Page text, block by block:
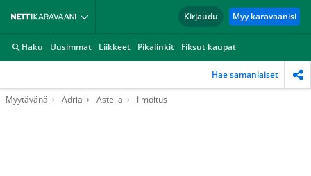
Kirjaudu Myy karavaanisi
Haku Uusimmat Liikkeet Pikalinkit Fiksut kaupat
Hae samanlaiset
Myytävänä Adria Astella Ilmoitus